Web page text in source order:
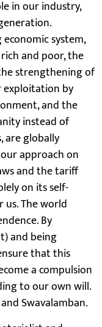
in our industry,
system,
and poor, the
strengthening of
exploitation by
and the
instead of
are globally
approach on
and the tariff
on its self-
The world
By
and being
that this
a compulsion
to our own will.
Swavalamban.